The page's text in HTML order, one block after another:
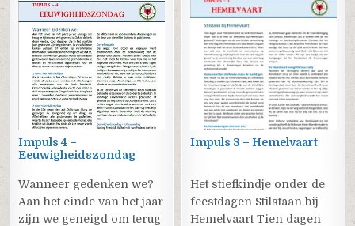
Impuls 4 –
Eeuwigheidszondag
Wanneer gedenken we?
Aan het einde van het jaar
zijn we geneigd om terug
Impuls 3 – Hemelvaart
Het stiefkindje onder de
feestdagen Stilstaan bij
Hemelvaart Tien dagen